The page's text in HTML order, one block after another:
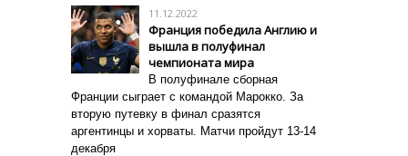
11.12.2022
Франция победила Англию и
вышла в полуфинал
чемпионата мира
В полуфинале сборная
Франции сыграет с командой Марокко. За
вторую путевку в финал сразятся
аргентинцы и хорваты. Матчи пройдут 13-14
декабря